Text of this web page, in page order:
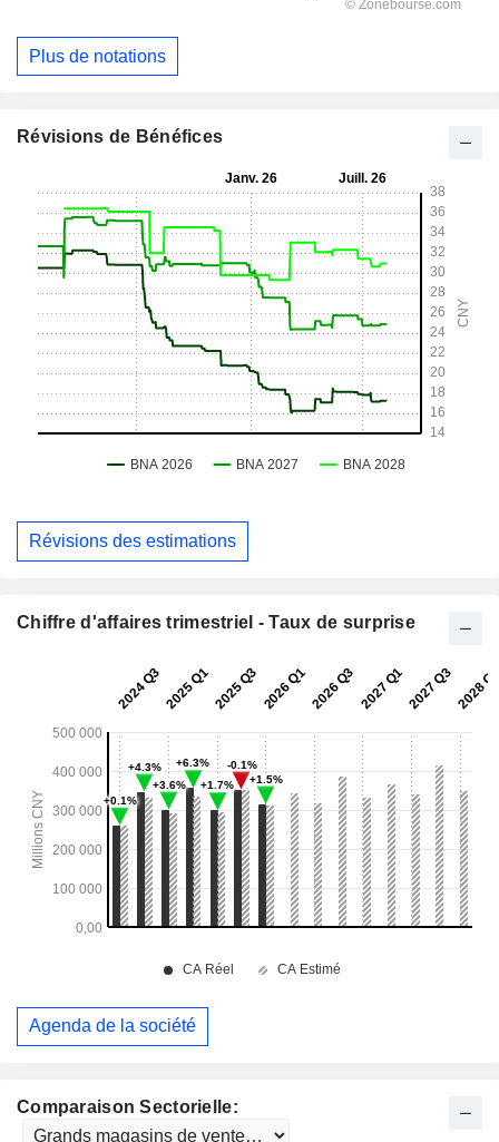
Comparaison Sectorielle:
Plus de notations
Révisions de Bénéfices
Révisions des estimations
Chiffre d'affaires trimestriel - Taux de surprise
Agenda de la société